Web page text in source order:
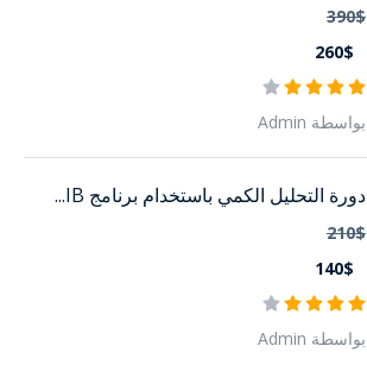
390$
260$
بواسطة Admin
دورة التحليل الكمي باستخدام برنامج IB...
210$
140$
بواسطة Admin